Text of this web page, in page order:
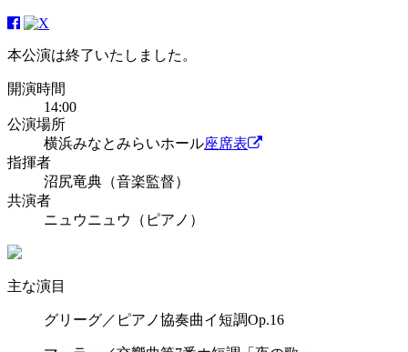
本公演は終了いたしました。
開演時間
14:00
公演場所
横浜みなとみらいホール座席表
指揮者
沼尻竜典（音楽監督）
共演者
ニュウニュウ（ピアノ）
主な演目
グリーグ／ピアノ協奏曲イ短調Op.16